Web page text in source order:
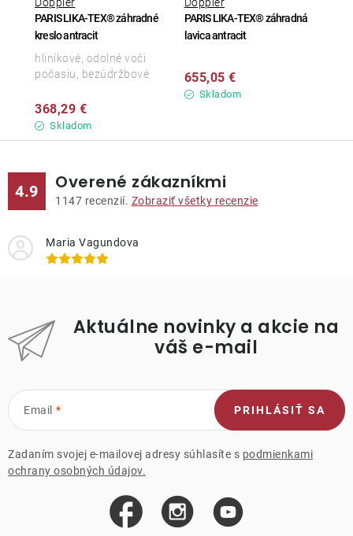
PARIS LIKA-TEX® záhradné
kreslo antracit
Skladom
368,29 €
hliníkové, odolné voči
počasiu, bezúdržbové
PARIS LIKA-TEX® záhradná
lavica antracit
Skladom
655,05 €
4.9 Overené zákazníkmi
1147 recenzií. Zobraziť všetky recenzie
Maria Vagundova
Aktuálne novinky a akcie na
váš e-mail
Email
Zadaním svojej e-mailovej adresy súhlasíte s podmienkami
ochrany osobných údajov.
PRIHLÁSIŤ SA